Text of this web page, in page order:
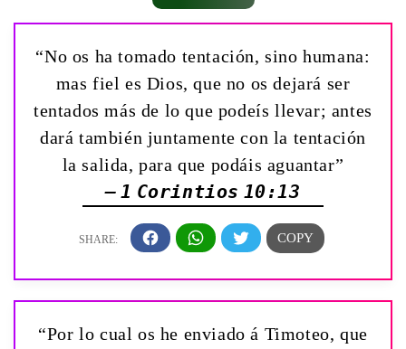
“No os ha tomado tentación, sino humana:
mas fiel es Dios, que no os dejará ser
tentados más de lo que podeís llevar; antes
dará también juntamente con la tentación
la salida, para que podáis aguantar”
— 1 Corintios 10:13
“Por lo cual os he enviado á Timoteo, que